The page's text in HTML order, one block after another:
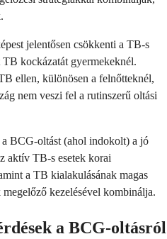
jelentősen csökkenti a TB-s
kockázatát gyermekeknél.
ellen, különösen a felnőtteknél,
nem veszi fel a rutinszerű oltási
BCG-oltást (ahol indokolt) a jó
aktív TB-s esetek korai
a TB kialakulásának magas
kezelésével kombinálja.
a BCG-oltásról